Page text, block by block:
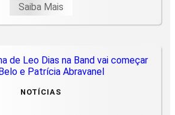
Saiba Mais
NOTÍCIAS